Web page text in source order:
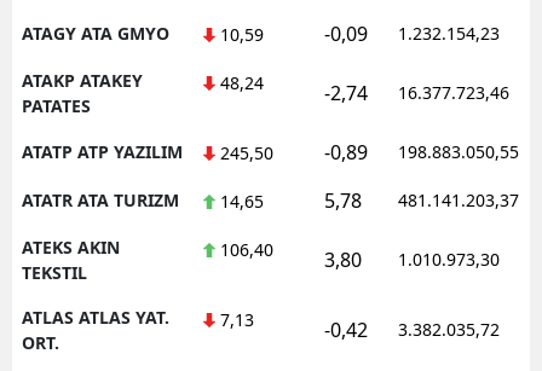
ATAGY ATA GMYO 10,59 -0,09 1.232.154,23
ATAKP ATAKEY
PATATES
48,24 -2,74 16.377.723,46
ATATP ATP YAZILIM 245,50 -0,89 198.883.050,55
ATATR ATA TURIZM 14,65 5,78 481.141.203,37
ATEKS AKIN
TEKSTIL
106,40 3,80 1.010.973,30
ATLAS ATLAS YAT.
ORT.
7,13 -0,42 3.382.035,72